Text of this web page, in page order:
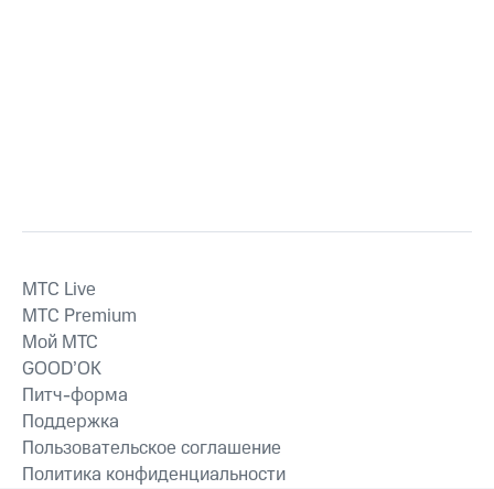
MTС Live
MTС Premium
Мой МТС
GOOD’OK
Питч-форма
Поддержка
Пользовательское соглашение
Политика конфиденциальности